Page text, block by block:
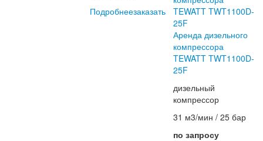
Подробнеезаказать
Аренда дизельного
компрессора
TEWATT TWT1100D-
25F
дизельный
компрессор
31 м3/мин / 25 бар
по запросу